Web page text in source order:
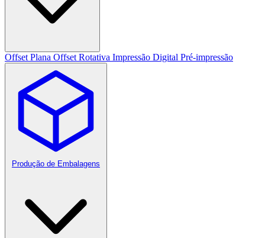
Offset Plana Offset Rotativa Impressão Digital Pré-impressão
Produção de Embalagens